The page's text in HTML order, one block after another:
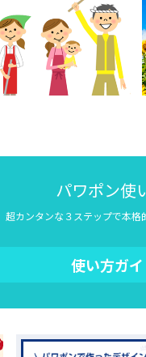
パワポン使
超カンタンな３ステップで本格
使い方ガ